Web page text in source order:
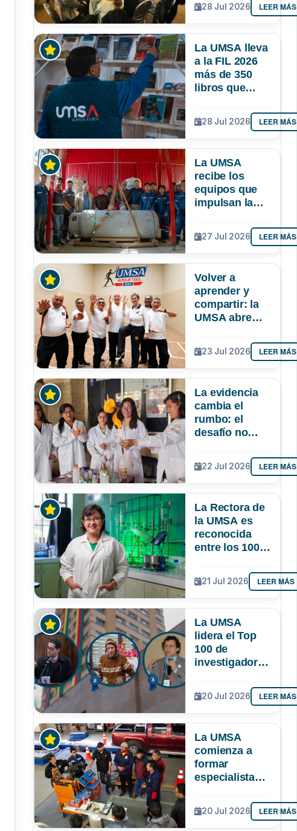
responda
mejor a las
de Bolivia
28 Jul 2026 LEER MÁS
La UMSA lleva
a la FIL 2026
más de 350
libros que
conocimiento
que se genera
en Bolivia
28 Jul 2026 LEER MÁS
La UMSA
recibe los
equipos que
impulsan la
oxígeno
medicinal
27 Jul 2026 LEER MÁS
Volver a
aprender y
compartir: la
UMSA abre
para adultos
mayores
23 Jul 2026 LEER MÁS
La evidencia
cambia el
rumbo: el
desafío no
más niñas a la
ciencia, sino
lograr que
y lideren
22 Jul 2026 LEER MÁS
La Rectora de
la UMSA es
reconocida
entre los 100
destacados de
Bolivia
21 Jul 2026 LEER MÁS
La UMSA
lidera el Top
100 de
investigadores
científico de
Bolivia
20 Jul 2026 LEER MÁS
La UMSA
comienza a
formar
especialistas
de vehículos
afectados por
20 Jul 2026 LEER MÁS